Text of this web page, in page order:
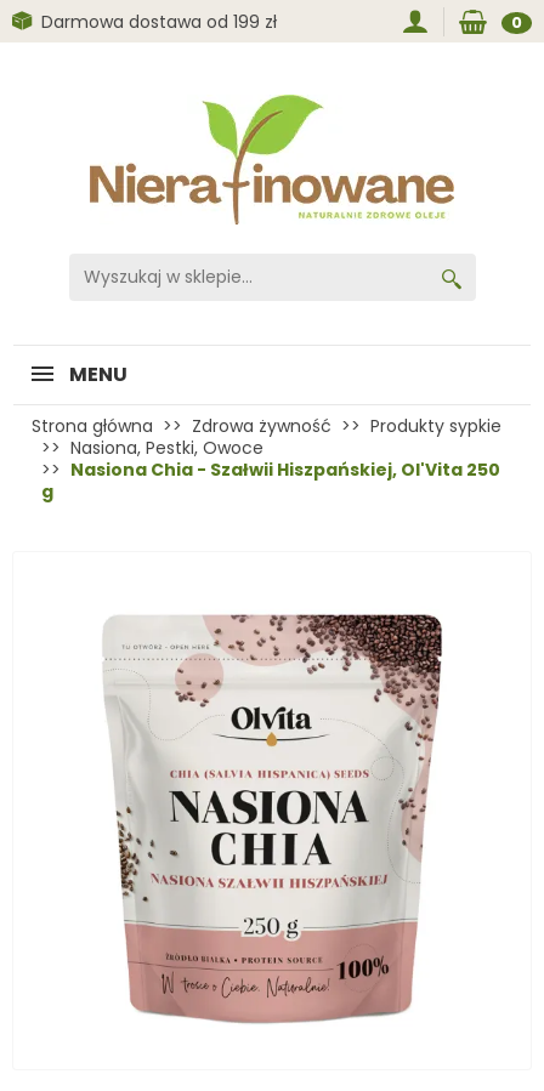
Darmowa dostawa od 199 zł 0
MENU
Strona główna Zdrowa żywność
Produkty sypkie
Nasiona, Pestki, Owoce
Nasiona Chia - Szałwii Hiszpańskiej, Ol'Vita 250
g